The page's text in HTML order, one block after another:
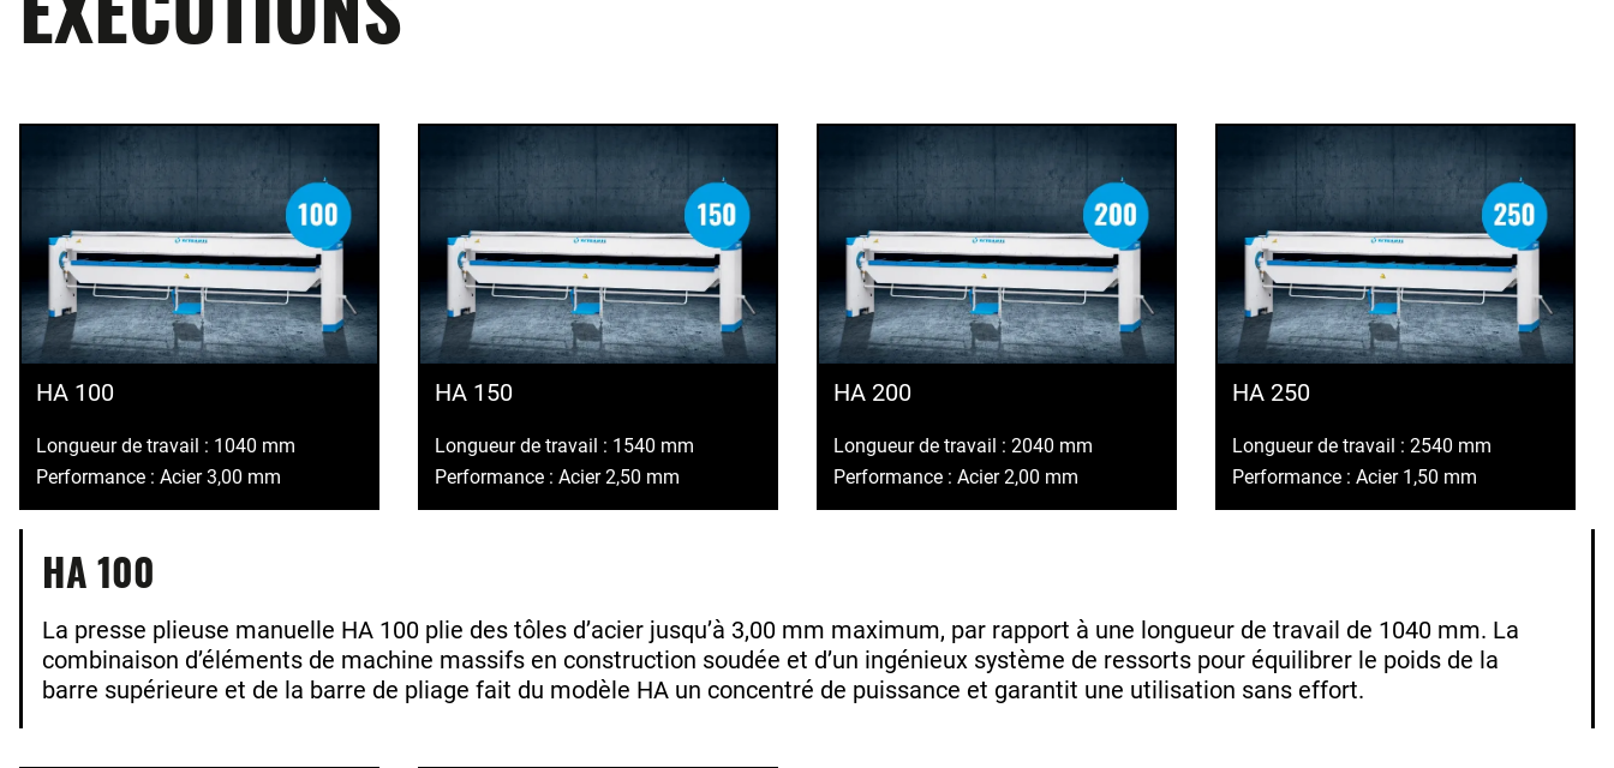
HA 100
Longueur de travail : 1040 mm
Performance : Acier 3,00 mm
HA 150
Longueur de travail : 1540 mm
Performance : Acier 2,50 mm
HA 200
Longueur de travail : 2040 mm
Performance : Acier 2,00 mm
HA 250
Longueur de travail : 2540 mm
Performance : Acier 1,50 mm
HA 100
La presse plieuse manuelle HA 100 plie des tôles d’acier jusqu’à 3,00 mm maximum, par rapport à une longueur de travail de 1040 mm. La
combinaison d’éléments de machine massifs en construction soudée et d’un ingénieux système de ressorts pour équilibrer le poids de la
barre supérieure et de la barre de pliage fait du modèle HA un concentré de puissance et garantit une utilisation sans effort.